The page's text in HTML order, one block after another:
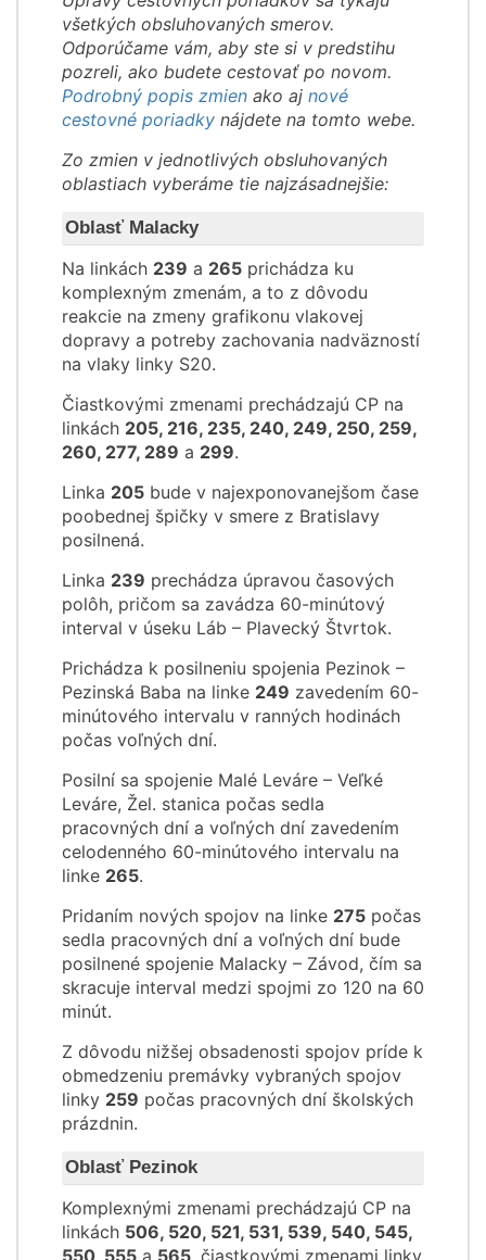
všetkých obsluhovaných smerov.
Odporúčame vám, aby ste si v predstihu
pozreli, ako budete cestovať po novom.
Podrobný popis zmien ako aj nové
cestovné poriadky nájdete na tomto webe.
Zo zmien v jednotlivých obsluhovaných
oblastiach vyberáme tie najzásadnejšie:
Oblasť Malacky
Na linkách 239 a 265 prichádza ku
komplexným zmenám, a to z dôvodu
reakcie na zmeny grafikonu vlakovej
dopravy a potreby zachovania nadväzností
na vlaky linky S20.
Čiastkovými zmenami prechádzajú CP na
linkách 205, 216, 235, 240, 249, 250, 259,
260, 277, 289 a 299.
Linka 205 bude v najexponovanejšom čase
poobednej špičky v smere z Bratislavy
posilnená.
Linka 239 prechádza úpravou časových
polôh, pričom sa zavádza 60-minútový
interval v úseku Láb – Plavecký Štvrtok.
Prichádza k posilneniu spojenia Pezinok –
Pezinská Baba na linke 249 zavedením 60-
minútového intervalu v ranných hodinách
počas voľných dní.
Posilní sa spojenie Malé Leváre – Veľké
Leváre, Žel. stanica počas sedla
pracovných dní a voľných dní zavedením
celodenného 60-minútového intervalu na
linke 265.
Pridaním nových spojov na linke 275 počas
sedla pracovných dní a voľných dní bude
posilnené spojenie Malacky – Závod, čím sa
skracuje interval medzi spojmi zo 120 na 60
minút.
Z dôvodu nižšej obsadenosti spojov príde k
obmedzeniu premávky vybraných spojov
linky 259 počas pracovných dní školských
prázdnin.
Oblasť Pezinok
Komplexnými zmenami prechádzajú CP na
linkách 506, 520, 521, 531, 539, 540, 545,
550, 555 a 565 , čiastkovými zmenami linky